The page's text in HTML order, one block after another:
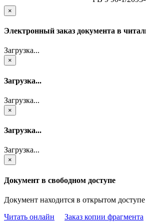
×
Электронный заказ документа в
Загрузка...
×
Загрузка...
Загрузка...
×
Загрузка...
Загрузка...
×
Документ в свободном доступе
Документ находится в открытом
Читать онлайн
Заказ копии фрагмента